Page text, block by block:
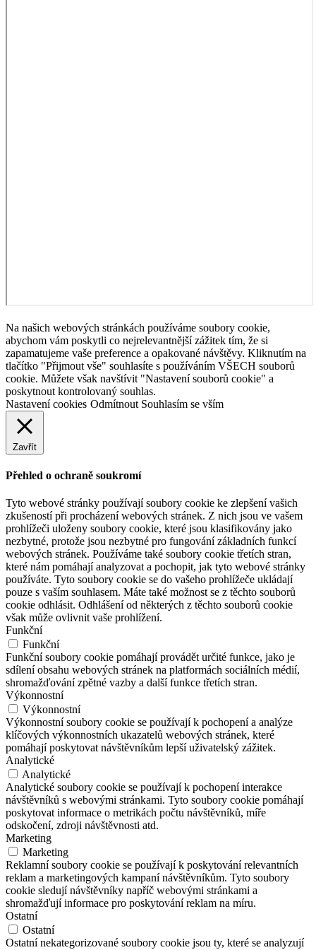
Na našich webových stránkách používáme soubory cookie,
abychom vám poskytli co nejrelevantnější zážitek tím, že si
zapamatujeme vaše preference a opakované návštěvy. Kliknutím na
tlačítko "Přijmout vše" souhlasíte s používáním VŠECH souborů
cookie. Můžete však navštívit "Nastavení souborů cookie" a
poskytnout kontrolovaný souhlas.
Nastavení cookies Odmítnout Souhlasím se vším
Zavřít
Přehled o ochraně soukromí
Tyto webové stránky používají soubory cookie ke zlepšení vašich
zkušeností při procházení webových stránek. Z nich jsou ve vašem
prohlížeči uloženy soubory cookie, které jsou klasifikovány jako
nezbytné, protože jsou nezbytné pro fungování základních funkcí
webových stránek. Používáme také soubory cookie třetích stran,
které nám pomáhají analyzovat a pochopit, jak tyto webové stránky
používáte. Tyto soubory cookie se do vašeho prohlížeče ukládají
pouze s vaším souhlasem. Máte také možnost se z těchto souborů
cookie odhlásit. Odhlášení od některých z těchto souborů cookie
však může ovlivnit vaše prohlížení.
Funkční
Funkční
Funkční soubory cookie pomáhají provádět určité funkce, jako je
sdílení obsahu webových stránek na platformách sociálních médií,
shromažďování zpětné vazby a další funkce třetích stran.
Výkonnostní
Výkonnostní
Výkonnostní soubory cookie se používají k pochopení a analýze
klíčových výkonnostních ukazatelů webových stránek, které
pomáhají poskytovat návštěvníkům lepší uživatelský zážitek.
Analytické
Analytické
Analytické soubory cookie se používají k pochopení interakce
návštěvníků s webovými stránkami. Tyto soubory cookie pomáhají
poskytovat informace o metrikách počtu návštěvníků, míře
odskočení, zdroji návštěvnosti atd.
Marketing
Marketing
Reklamní soubory cookie se používají k poskytování relevantních
reklam a marketingových kampaní návštěvníkům. Tyto soubory
cookie sledují návštěvníky napříč webovými stránkami a
shromažďují informace pro poskytování reklam na míru.
Ostatní
Ostatní
Ostatní nekategorizované soubory cookie jsou ty, které se analyzují